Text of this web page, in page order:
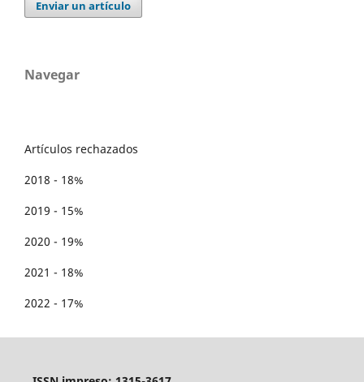
Enviar un artículo
Navegar
Artículos rechazados
2018 - 18%
2019 - 15%
2020 - 19%
2021 - 18%
2022 - 17%